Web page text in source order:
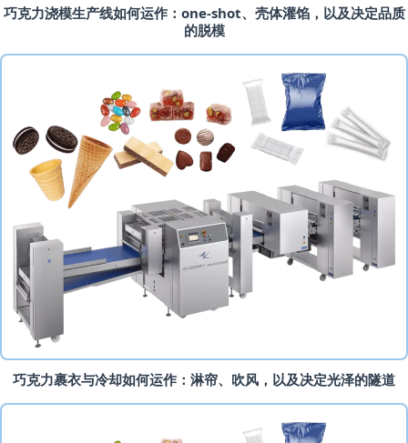
巧克力浇模生产线如何运作：one-shot、壳体灌馅，以及决定品质
的脱模
巧克力裹衣与冷却如何运作：淋帘、吹风，以及决定光泽的隧道